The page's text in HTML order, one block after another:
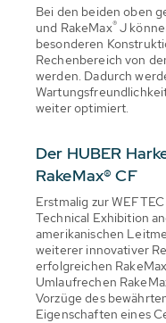
Bei den beiden oben
und RakeMax®J
besonderen
Rechenbereich von
werden. Dadurch
weiter optimiert.
Der HUBER
RakeMax® CF
Erstmalig zur
Technical Exhibition
amerikanischen
weiterer innovativer
erfolgreichen
Umlaufrechen
Vorzüge des
Eigenschaften eines